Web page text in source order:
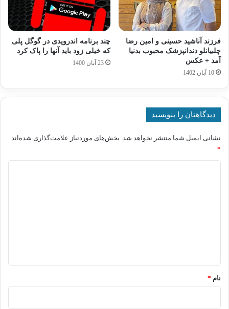
فرزند آناشید حسینی و امین رضا
چلبیانلو دندانپزشک محبوب بدنیا
آمد + عکس
10 آبان 1402
چند برنامه اندرویدی در گوگل پلی
که خیلی زود باید آنها را پاک کرد
23 آبان 1400
دیدگاهتان را بنویسید
نشانی ایمیل شما منتشر نخواهد شد. بخش‌های موردنیاز علامت‌گذاری شده‌اند
*
نام *